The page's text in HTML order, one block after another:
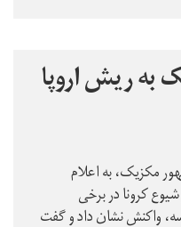
به ریش اروپا
مکزیک، به اعلام
کرونا در برخی
واکنش نشان داد و گفت